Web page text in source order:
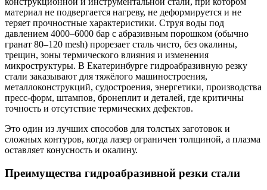
материал не подвергается нагреву, не деформируется и не
теряет прочностные характеристики. Струя воды под
давлением 4000–6000 бар с абразивным порошком (обычно
гранат 80–120 mesh) прорезает сталь чисто, без окалины,
трещин, зоны термического влияния и изменения
микроструктуры. В Екатеринбурге гидроабразивную резку
стали заказывают для тяжёлого машиностроения,
металлоконструкций, судостроения, энергетики, производства
пресс-форм, штампов, бронеплит и деталей, где критичны
точность и отсутствие термических дефектов.
Это один из лучших способов для толстых заготовок и
сложных контуров, когда лазер ограничен толщиной, а плазма
оставляет конусность и окалину.
Преимущества гидроабразивной резки стали